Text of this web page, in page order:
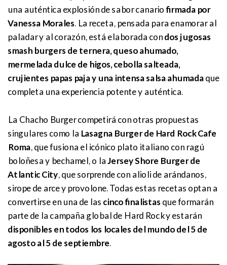
una auténtica explosión de sabor canariofirmada por
Vanessa Morales. La receta, pensada para enamorar al
paladar y al corazón, está elaborada condos jugosas
smash burgers de ternera, queso ahumado,
mermelada dulce de higos, cebolla salteada,
crujientes papas paja y una intensa salsa ahumadaque
completa una experiencia potente y auténtica.
La Chacho Burger competirá con otras propuestas
singulares como la Lasagna Burger de Hard Rock Cafe
Roma, que fusiona el icónico plato italiano con ragú
boloñesa y bechamel, o laJersey Shore Burger de
Atlantic City, que sorprende con alioli de arándanos,
sirope de arce y provolone. Todas estas recetas optan a
convertirse en una de las cinco finalistasque formarán
parte de la campaña global de Hard Rock y estarán
disponibles en todos los locales del mundo del 5 de
agosto al 5 de septiembre.